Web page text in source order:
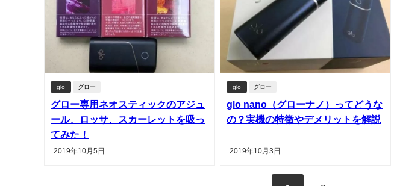
glo グロー
グロー専用ネオスティックのアジュ
ール、ロッサ、スカーレットを吸っ
てみた！
2019年10月5日
glo グロー
glo nano（グローナノ）ってどうな
の？実機の特徴やデメリットを解説
2019年10月3日